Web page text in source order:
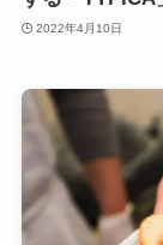
2022年4月10日